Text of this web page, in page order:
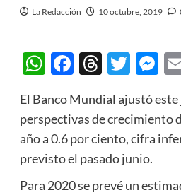
La Redacción 10 octubre, 2019
WhatsApp
Facebook
El Banco Mundial ajustó este
perspectivas de crecimiento
año a 0.6 por ciento, cifra
previsto el pasado junio.
Para 2020 se prevé un